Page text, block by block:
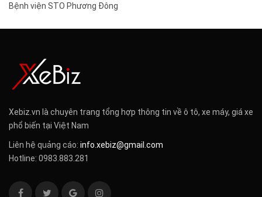
Bệnh viện STO Phương Đông
Xebiz.vn là chuyên trang tổng hợp thông tin về ô tô, xe máy, giá xe
phổ biến tại Việt Nam
Liên hệ quảng cáo: info.xebiz@gmail.com
Hotline: 0983.883.281